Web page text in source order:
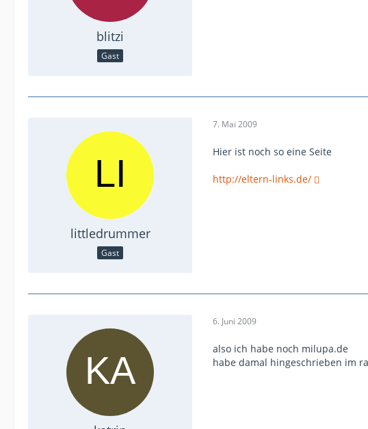
blitzi
Gast
littledrummer
Gast
7. Mai 2009
Hier ist noch so eine Seite
http://eltern-links.de/
6. Juni 2009
also ich habe noch milupa.de
habe damal hingeschrieben im